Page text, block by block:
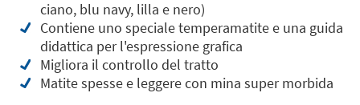
ciano, blu navy, lilla e nero)
Contiene uno speciale temperamatite e una guida
didattica per l'espressione grafica
Migliora il controllo del tratto
Matite spesse e leggere con mina super morbida